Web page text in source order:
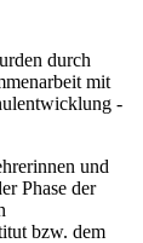
durch
mit
-
und
Phase der
bzw. dem